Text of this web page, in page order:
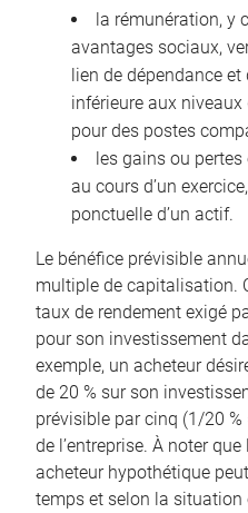
la rémunération, y
avantages sociaux,
lien de dépendance
inférieure aux
pour des postes
les gains ou
au cours d’un
ponctuelle d’un actif.
Le bénéfice prévisible
multiple de capitalisation.
taux de rendement exigé
pour son investissement
exemple, un acheteur
de 20 % sur son
prévisible par cinq (1/20
de l’entreprise. À noter
acheteur hypothétique
temps et selon la situation